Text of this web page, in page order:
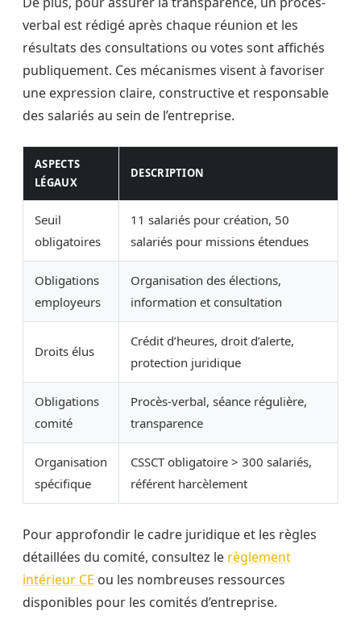
verbal est rédigé après chaque réunion et les
résultats des consultations ou votes sont affichés
publiquement. Ces mécanismes visent à favoriser
une expression claire, constructive et responsable
des salariés au sein de l’entreprise.
ASPECTS
LÉGAUX
DESCRIPTION
Seuil
obligatoires
11 salariés pour création, 50
salariés pour missions étendues
Obligations
employeurs
Organisation des élections,
information et consultation
Droits élus
Crédit d’heures, droit d’alerte,
protection juridique
Obligations
comité
Procès-verbal, séance régulière,
transparence
Organisation
spécifique
CSSCT obligatoire > 300 salariés,
référent harcèlement
Pour approfondir le cadre juridique et les règles
détaillées du comité, consultez le règlement
intérieur CE ou les nombreuses ressources
disponibles pour les comités d’entreprise.